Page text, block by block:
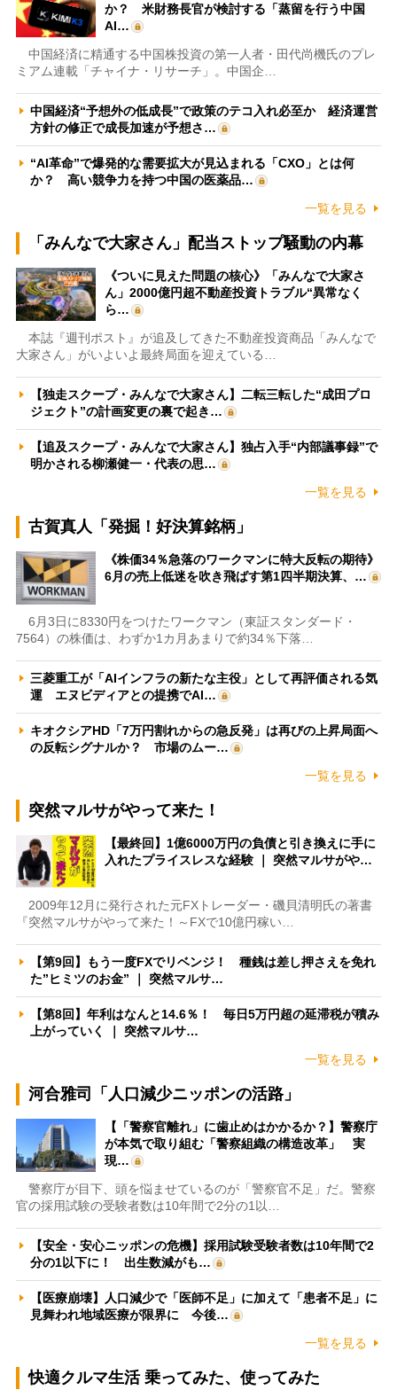
か？ 米財務長官が検討する「蒸留を行う中国
AI…
中国経済に精通する中国株投資の第一人者・田代尚機氏のプレ
ミアム連載「チャイナ・リサーチ」。中国企…
中国経済“予想外の低成長”で政策のテコ入れ必至か 経済運営
方針の修正で成長加速が予想さ…
“AI革命”で爆発的な需要拡大が見込まれる「CXO」とは何
か？ 高い競争力を持つ中国の医薬品…
一覧を見る
「みんなで大家さん」配当ストップ騒動の内幕
《ついに見えた問題の核心》「みんなで大家さ
ん」2000億円超不動産投資トラブル“異常なく
ら…
本誌『週刊ポスト』が追及してきた不動産投資商品「みんなで
大家さん」がいよいよ最終局面を迎えている…
【独走スクープ・みんなで大家さん】二転三転した“成田プロ
ジェクト”の計画変更の裏で起き…
【追及スクープ・みんなで大家さん】独占入手“内部議事録”で
明かされる柳瀬健一・代表の思…
一覧を見る
古賀真人「発掘！好決算銘柄」
《株価34％急落のワークマンに特大反転の期待》
6月の売上低迷を吹き飛ばす第1四半期決算、…
6月3日に8330円をつけたワークマン（東証スタンダード・
7564）の株価は、わずか1カ月あまりで約34％下落…
三菱重工が「AIインフラの新たな主役」として再評価される気
運 エヌビディアとの提携でAI…
キオクシアHD「7万円割れからの急反発」は再びの上昇局面へ
の反転シグナルか？ 市場のムー…
一覧を見る
突然マルサがやって来た！
【最終回】1億6000万円の負債と引き換えに手に
入れたプライスレスな経験 ｜ 突然マルサがや…
2009年12月に発行された元FXトレーダー・磯貝清明氏の著書
『突然マルサがやって来た！～FXで10億円稼い…
【第9回】もう一度FXでリベンジ！ 種銭は差し押さえを免れ
た”ヒミツのお金” ｜ 突然マルサ…
【第8回】年利はなんと14.6％！ 毎日5万円超の延滞税が積み
上がっていく ｜ 突然マルサ…
一覧を見る
河合雅司「人口減少ニッポンの活路」
【「警察官離れ」に歯止めはかかるか？】警察庁
が本気で取り組む「警察組織の構造改革」 実
現…
警察庁が目下、頭を悩ませているのが「警察官不足」だ。警察
官の採用試験の受験者数は10年間で2分の1以…
【安全・安心ニッポンの危機】採用試験受験者数は10年間で2
分の1以下に！ 出生数減がも…
【医療崩壊】人口減少で「医師不足」に加えて「患者不足」に
見舞われ地域医療が限界に 今後…
一覧を見る
快適クルマ生活 乗ってみた、使ってみた